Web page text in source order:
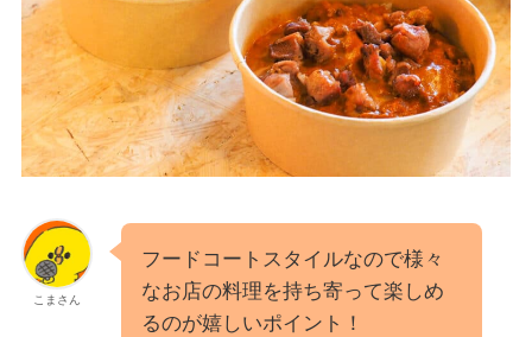
こまさん
フードコートスタイルなので様々
なお店の料理を持ち寄って楽しめ
るのが嬉しいポイント！